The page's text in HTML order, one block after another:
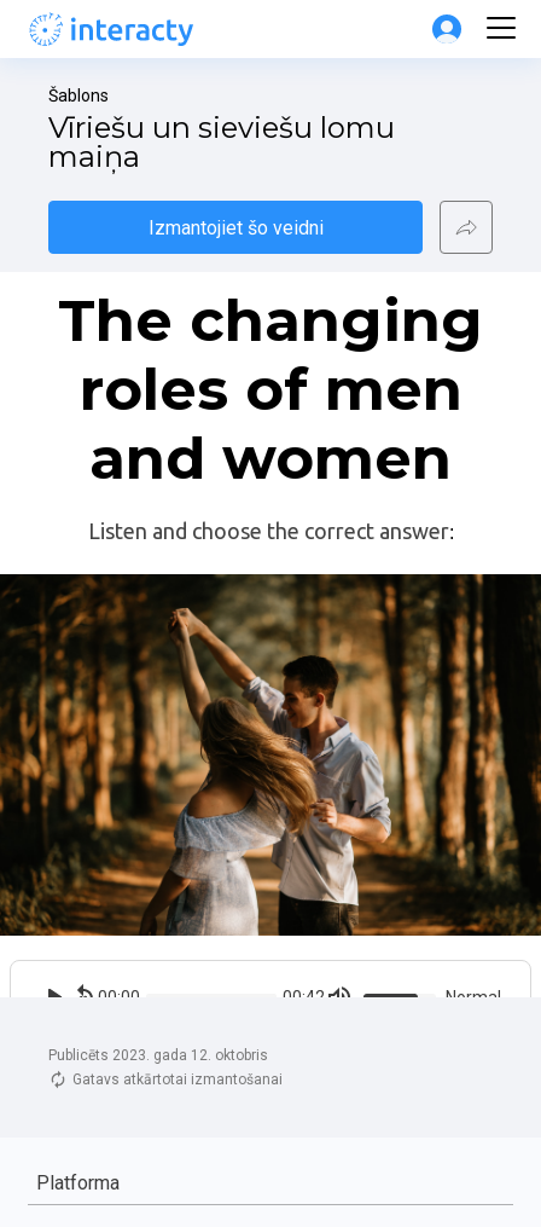
Publicēts 2023. gada 12. oktobris
Gatavs atkārtotai izmantošanai
Šablons
Vīriešu un sieviešu lomu
maiņa
Izmantojiet šo veidni
Platforma